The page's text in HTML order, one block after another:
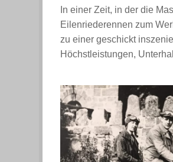
In einer Zeit, in der die
Eilenriederennen zum
zu einer geschickt
Höchstleistungen,